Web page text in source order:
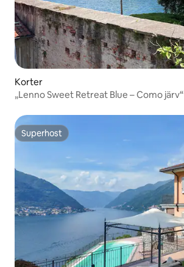
Korter
„Lenno Sweet Retreat Blue – Como järv“
Superhost
Superhost